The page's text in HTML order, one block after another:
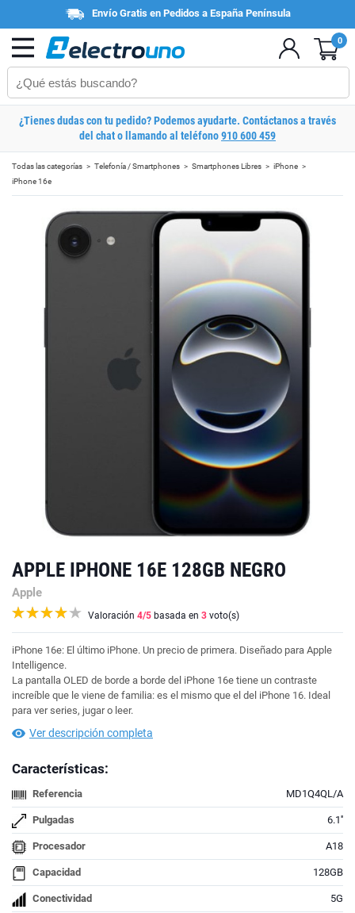
Envío Gratis en Pedidos a España Península
0
¿Tienes dudas con tu pedido? Podemos ayudarte. Contáctanos a través
del chat o llamando al teléfono910 600 459
Todas las categorías Telefonía / Smartphones Smartphones Libres
iPhone
iPhone 16e
APPLE IPHONE 16E 128GB NEGRO
Apple
Valoración 4/5 basada en 3 voto(s)
iPhone 16e: El último iPhone. Un precio de primera. Diseñado para Apple
Intelligence.
La pantalla OLED de borde a borde del iPhone 16e tiene un contraste
increíble que le viene de familia: es el mismo que el del iPhone 16. Ideal
para ver series, jugar o leer.
Ver descripción completa
Características:
Referencia MD1Q4QL/A
Pulgadas 6.1''
Procesador A18
Capacidad 128GB
Conectividad 5G